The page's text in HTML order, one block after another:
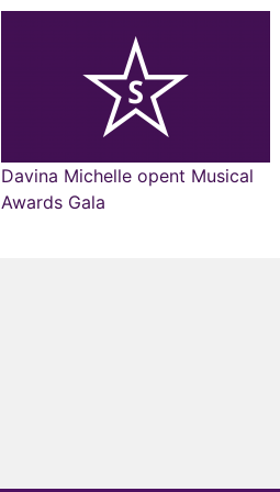
Davina Michelle opent Musical
Awards Gala